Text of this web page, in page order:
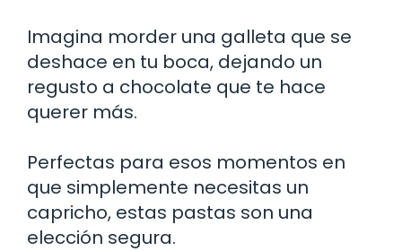
Imagina morder una galleta que se
deshace en tu boca, dejando un
regusto a chocolate que te hace
querer más.
Perfectas para esos momentos en
que simplemente necesitas un
capricho, estas pastas son una
elección segura.